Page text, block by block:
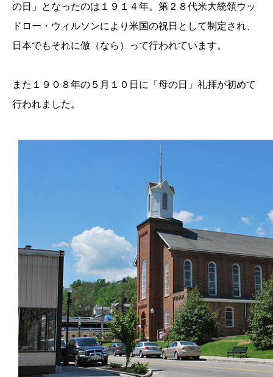
の日」となったのは１９１４年。第２８代米大統領ウッ
ドロー・ウィルソンにより米国の祝日として制定され、
日本でもそれに倣（なら）って行われています。
また１９０８年の５月１０日に「母の日」礼拝が初めて
行われました。